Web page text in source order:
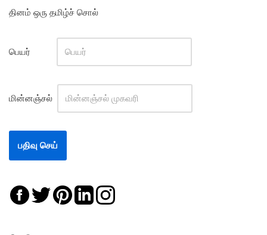
தினம் ஒரு தமிழ்ச் சொல்
பெயர்
மின்னஞ்சல்